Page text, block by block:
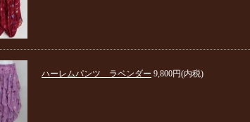
ハーレムパンツ ラベンダー 9,800円(内税)